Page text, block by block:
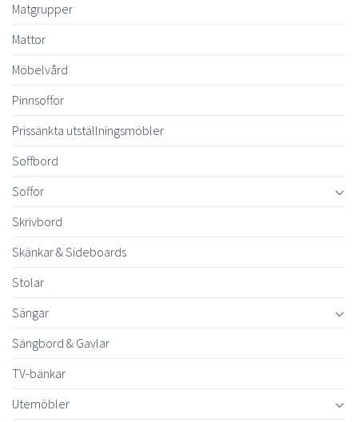
Matgrupper
Mattor
Möbelvård
Pinnsoffor
Prissänkta utställningsmöbler
Soffbord
Soffor
Skrivbord
Skänkar & Sideboards
Stolar
Sängar
Sängbord & Gavlar
TV-bänkar
Utemöbler